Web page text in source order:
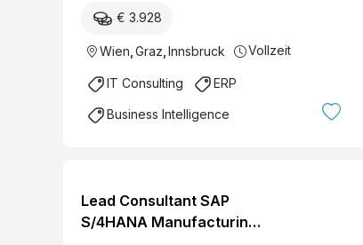
München, Berlin,
Rosenheim, Wien, Graz,
Innsbruck, österreichweit
SAP Analytics Technisch
F...
€ 3.928
Wien Graz Innsbruck Vollzeit
IT Consulting ERP
Business Intelligence
Lead Consultant SAP
S/4HANA Manufacturing